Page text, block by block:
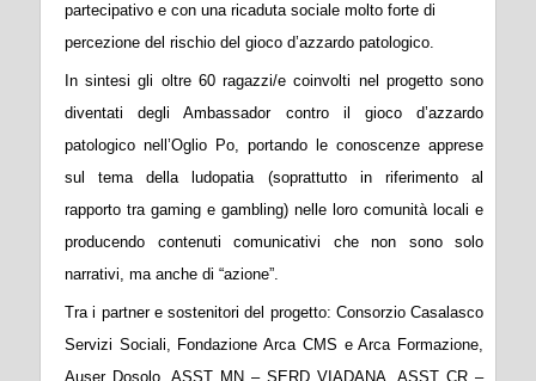
partecipativo e con una ricaduta sociale molto forte di
percezione del rischio del gioco d’azzardo patologico.
In sintesi gli oltre 60 ragazzi/e coinvolti nel progetto sono
diventati degli Ambassador contro il gioco d’azzardo
patologico nell’Oglio Po, portando le conoscenze apprese
sul tema della ludopatia (soprattutto in riferimento al
rapporto tra gaming e gambling) nelle loro comunità locali e
producendo contenuti comunicativi che non sono solo
narrativi, ma anche di “azione”.
Tra i partner e sostenitori del progetto: Consorzio Casalasco
Servizi Sociali, Fondazione Arca CMS e Arca Formazione,
Auser Dosolo, ASST MN – SERD VIADANA, ASST CR –